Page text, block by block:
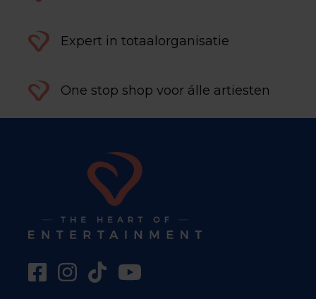
Expert in totaalorganisatie
One stop shop voor álle artiesten